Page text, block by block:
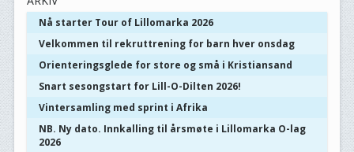
Nå starter Tour of Lillomarka 2026
Velkommen til rekruttrening for barn hver onsdag
Orienteringsglede for store og små i Kristiansand
Snart sesongstart for Lill-O-Dilten 2026!
Vintersamling med sprint i Afrika
NB. Ny dato. Innkalling til årsmøte i Lillomarka O-lag
2026